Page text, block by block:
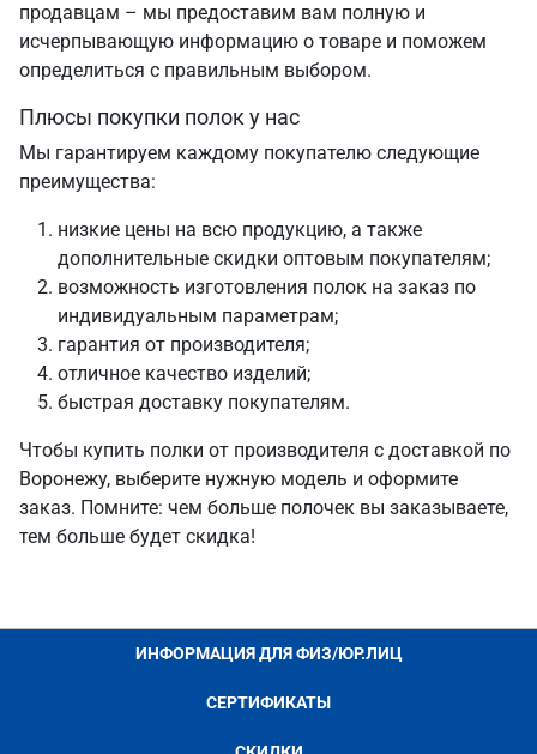
продавцам – мы предоставим вам полную и
исчерпывающую информацию о товаре и поможем
определиться с правильным выбором.
Плюсы покупки полок у нас
Мы гарантируем каждому покупателю следующие
преимущества:
низкие цены на всю продукцию, а также
дополнительные скидки оптовым покупателям;
возможность изготовления полок на заказ по
индивидуальным параметрам;
гарантия от производителя;
отличное качество изделий;
быстрая доставку покупателям.
Чтобы купить полки от производителя с доставкой по
Воронежу, выберите нужную модель и оформите
заказ. Помните: чем больше полочек вы заказываете,
тем больше будет скидка!
ИНФОРМАЦИЯ ДЛЯ ФИЗ/ЮР.ЛИЦ
СЕРТИФИКАТЫ